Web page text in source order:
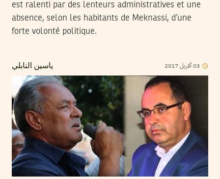
est ralenti par des lenteurs administratives et une
absence, selon les habitants de Meknassi, d’une
forte volonté politique.
ياسين النابلي 03أفريل2017